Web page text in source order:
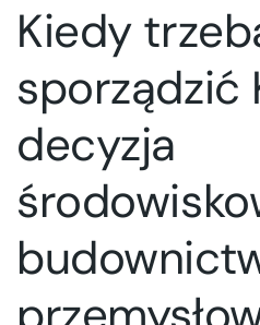
Kiedy
sporządzić
decyzja